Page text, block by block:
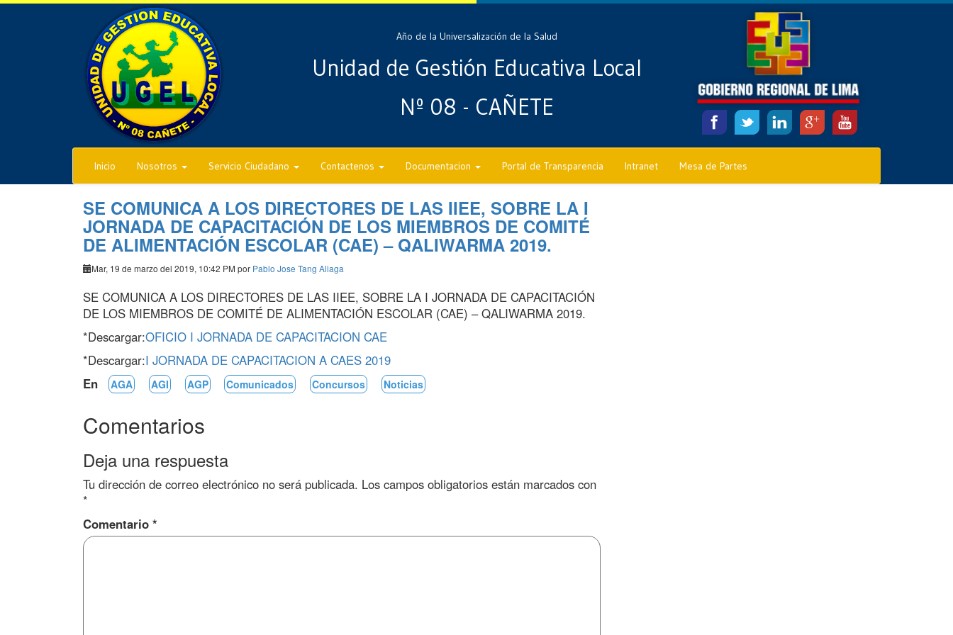
Año de la Universalización de la Salud
Unidad de Gestión Educativa Local
Nº 08 - CAÑETE
Inicio Nosotros Servicio Ciudadano Contactenos Documentacion Portal de Transparencia Intranet Mesa de Partes
SE COMUNICA A LOS DIRECTORES DE LAS IIEE, SOBRE LA I
JORNADA DE CAPACITACIÓN DE LOS MIEMBROS DE COMITÉ
DE ALIMENTACIÓN ESCOLAR (CAE) – QALIWARMA 2019.
Mar, 19 de marzo del 2019, 10:42 PM por Pablo Jose Tang Aliaga
SE COMUNICA A LOS DIRECTORES DE LAS IIEE, SOBRE LA I JORNADA DE CAPACITACIÓN
DE LOS MIEMBROS DE COMITÉ DE ALIMENTACIÓN ESCOLAR (CAE) – QALIWARMA 2019.
*Descargar:OFICIO I JORNADA DE CAPACITACION CAE
*Descargar:I JORNADA DE CAPACITACION A CAES 2019
En
AGA AGI AGP Comunicados Concursos Noticias
Comentarios
Deja una respuesta
Tu dirección de correo electrónico no será publicada. Los campos obligatorios están marcados con
*
Comentario *